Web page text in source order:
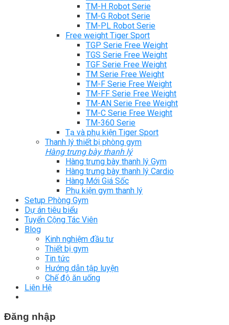
TM-H Robot Serie
TM-G Robot Serie
TM-PL Robot Serie
Free weight Tiger Sport
TGP Serie Free Weight
TGS Serie Free Weight
TGF Serie Free Weight
TM Serie Free Weight
TM-F Serie Free Weight
TM-FF Serie Free Weight
TM-AN Serie Free Weight
TM-C Serie Free Weight
TM-360 Serie
Tạ và phụ kiện Tiger Sport
Thanh lý thiết bị phòng gym
Hàng trưng bày thanh lý
Hàng trưng bày thanh lý Gym
Hàng trưng bày thanh lý Cardio
Hàng Mới Giá Sốc
Phụ kiện gym thanh lý
Setup Phòng Gym
Dự án tiêu biểu
Tuyển Cộng Tác Viên
Blog
Kinh nghiệm đầu tư
Thiết bị gym
Tin tức
Hướng dẫn tập luyện
Chế độ ăn uống
Liên Hệ
Đăng nhập